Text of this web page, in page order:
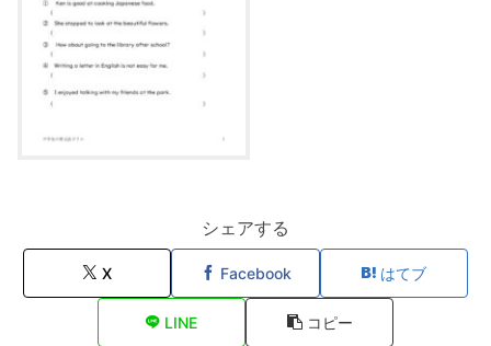
シェアする
X Facebook はてブ
LINE コピー